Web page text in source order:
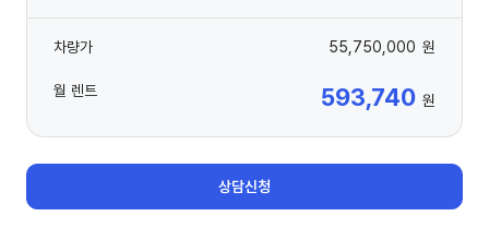
차량가 55,750,000 원
월 렌트 593,740 원
상담신청